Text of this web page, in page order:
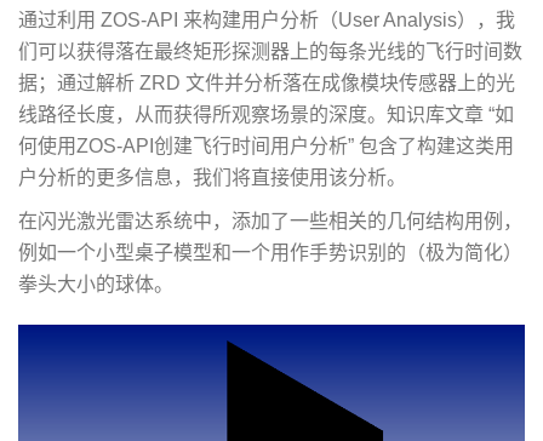
通过利用 ZOS-API 来构建用户分析（User Analysis），我
们可以获得落在最终矩形探测器上的每条光线的飞行时间数
据；通过解析 ZRD 文件并分析落在成像模块传感器上的光
线路径长度，从而获得所观察场景的深度。知识库文章 “如
何使用ZOS-API创建飞行时间用户分析” 包含了构建这类用
户分析的更多信息，我们将直接使用该分析。
在闪光激光雷达系统中，添加了一些相关的几何结构用例，
例如一个小型桌子模型和一个用作手势识别的（极为简化）
拳头大小的球体。